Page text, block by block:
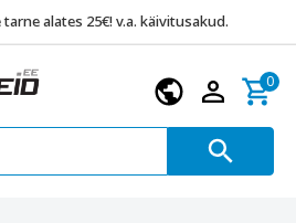
alates 25€! v.a. käivitusakud.
0